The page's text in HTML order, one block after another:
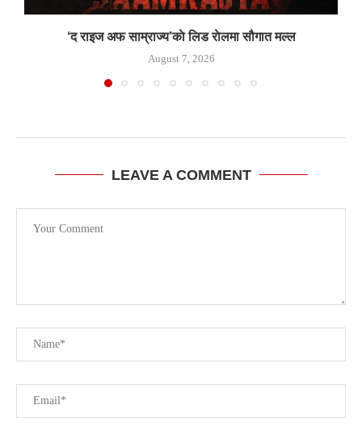
‘द राइज अफ साम्राज्य’काे लिड राेलमा सौगात मल्ल
August 7, 2026
LEAVE A COMMENT